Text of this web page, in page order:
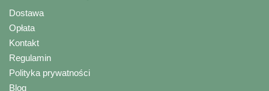
Dostawa
Opłata
Kontakt
Regulamin
Polityka prywatności
Blog